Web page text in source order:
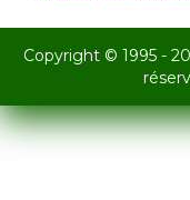
Copyright © 1995 -